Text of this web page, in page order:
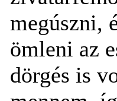
megúszni,
ömleni az
dörgés is